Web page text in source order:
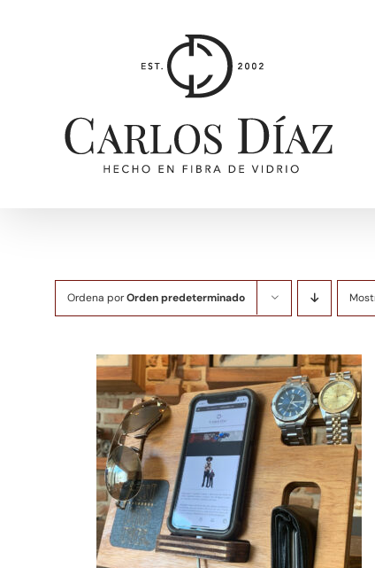
Ordena porOrden predeterminado